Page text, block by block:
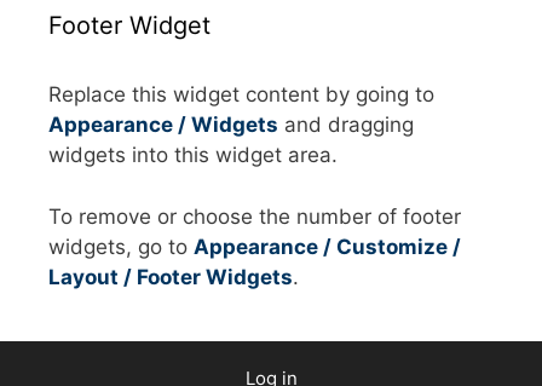
Footer Widget
Replace this widget content by going to
Appearance / Widgets and dragging
widgets into this widget area.
To remove or choose the number of footer
widgets, go to Appearance / Customize /
Layout / Footer Widgets.
Log in